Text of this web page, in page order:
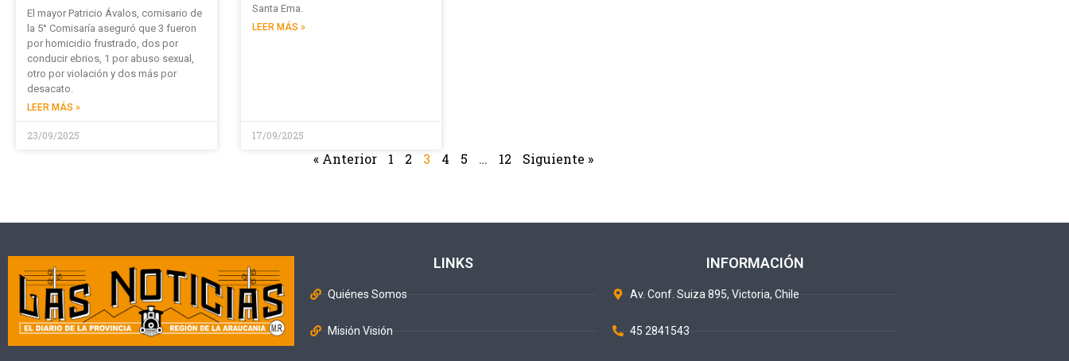
El mayor Patricio Ávalos, comisario de
la 5° Comisaría aseguró que 3 fueron
por homicidio frustrado, dos por
conducir ebrios, 1 por abuso sexual,
otro por violación y dos más por
desacato.
LEER MÁS »
23/09/2025
Santa Ema.
LEER MÁS »
17/09/2025
« Anterior 1 2 3 4 5 … 12 Siguiente »
LINKS
Quiénes Somos
Misión Visión
INFORMACIÓN
Av. Conf. Suiza 895, Victoria, Chile
45 2841543